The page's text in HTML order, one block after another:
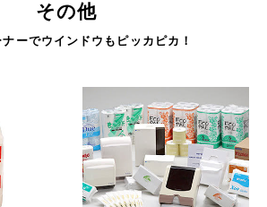
その他
ーでウインドウもピッカピカ！